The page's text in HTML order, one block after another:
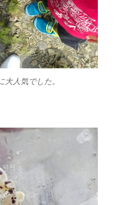
人気でした。